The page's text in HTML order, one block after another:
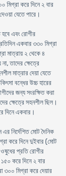
মিগ্রা করে দিনে ২ বার
যেতে পারে।
এবং রোগীর
একবার ৩৩০ মিগ্রা
মাত্রায় ২ থেকে ৪
তাদের ক্ষেত্রে
মাত্রার দেয়া যেতে
বন্ধের উচ্চ হারের
জন্য সংরক্ষিত করা
ক্ষেত্রে সহনশীল ছিল।
দিনে একবার।
এর নির্দেশিত মোট দৈনিক
করে দিনে দুইবার (মোট
ওষুধের প্রতি রোগীর
করে দিনে ২ বার
৩০০ মিগ্রা করে দেয়ার